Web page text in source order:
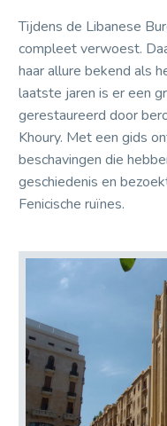
Tijdens de Libanese
compleet verwoest.
haar allure bekend als
laatste jaren is er een
gerestaureerd door
Khoury. Met een gids
beschavingen die
geschiedenis en
Fenicische ruïnes.